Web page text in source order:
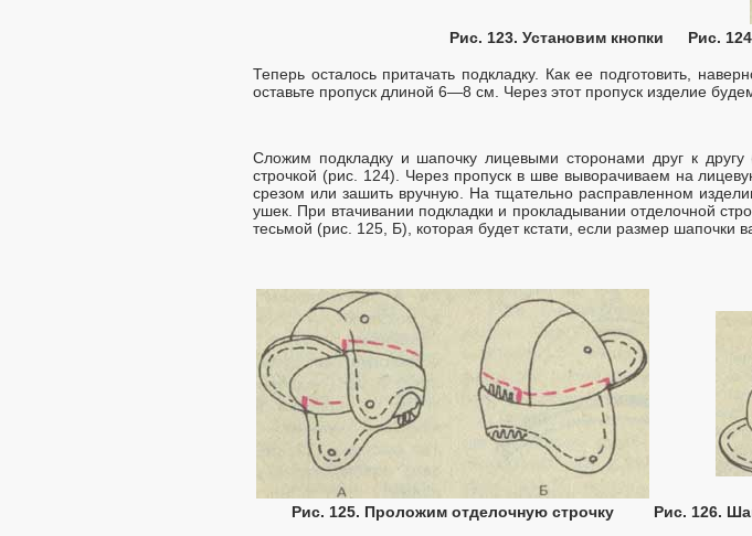
Рис. 123. Установим кнопки Рис.
Теперь осталось притачать подкладку. Как ее подготовить,
оставьте пропуск длиной 6—8 см. Через этот пропуск изделие
Сложим подкладку и шапочку лицевыми сторонами друг к
строчкой (рис. 124). Через пропуск в шве выворачиваем на
срезом или зашить вручную. На тщательно расправленном
ушек. При втачивании подкладки и прокладывании отделочной
тесьмой (рис. 125, Б), которая будет кстати, если размер шапочки
Рис. 125. Проложим отделочную строчку Рис. 126.